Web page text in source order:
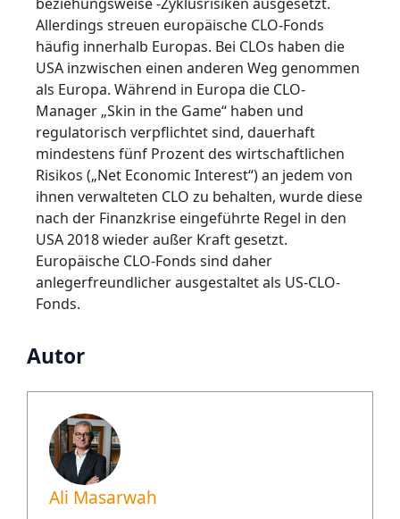
Allerdings streuen europäische CLO-Fonds
häufig innerhalb Europas. Bei CLOs haben die
USA inzwischen einen anderen Weg genommen
als Europa. Während in Europa die CLO-
Manager „Skin in the Game“ haben und
regulatorisch verpflichtet sind, dauerhaft
mindestens fünf Prozent des wirtschaftlichen
Risikos („Net Economic Interest“) an jedem von
ihnen verwalteten CLO zu behalten, wurde diese
nach der Finanzkrise eingeführte Regel in den
USA 2018 wieder außer Kraft gesetzt.
Europäische CLO-Fonds sind daher
anlegerfreundlicher ausgestaltet als US-CLO-
Fonds.
Autor
Ali Masarwah